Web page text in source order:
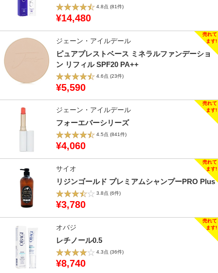
4.8点 (81件)
¥14,480
ジェーン・アイルデール
ピュアプレストベース ミネラルファンデーショ
ン リフィル SPF20 PA++
4.6点 (23件)
¥5,590
ジェーン・アイルデール
フォーエバーシリーズ
4.5点 (841件)
¥4,060
サイオ
リジンゴールド プレミアムシャンプーPRO Plus
3.8点 (6件)
¥3,780
オバジ
レチノール0.5
4.3点 (36件)
¥8,740